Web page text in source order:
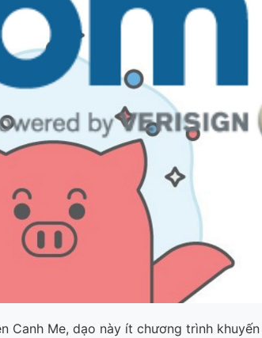
Canh Me, dạo này ít chương trình khuyến